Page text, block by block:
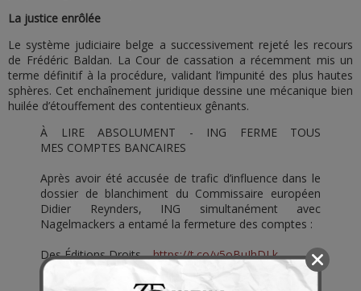
La justice enrôlée
Le système judiciaire belge a successivement rejeté les recours
de Frédéric Baldan. La Cour de cassation a récemment mis un
terme définitif à la procédure, validant l’impunité des plus hautes
sphères. Cet enchaînement juridique dessine une mécanique bien
huilée d’étouffement des contentieux gênants.
À LIRE ABSOLUMENT - ING FERME TOUS
MES COMPTES BANCAIRES
Après avoir été accusée de trafic d’influence dans le
dossier de blanchiment du Commissaire européen
Didier Reynders, ING simultanément avec
Nagelmackers a entamé la fermeture des comptes :
Des Éditions Droits…https://t.co/y5oBuJhDLk
— Frédéric BALDAN (@BaldanFrederic)
October 27,